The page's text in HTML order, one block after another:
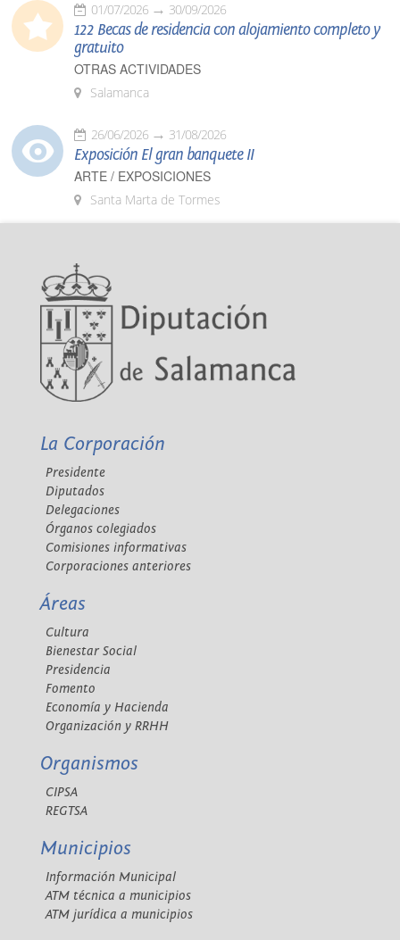
01/07/2026 30/09/2026
122 Becas de residencia con alojamiento completo y
gratuito
OTRAS ACTIVIDADES
Salamanca
26/06/2026 31/08/2026
Exposición El gran banquete II
ARTE / EXPOSICIONES
Santa Marta de Tormes
La Corporación
Presidente
Diputados
Delegaciones
Órganos colegiados
Comisiones informativas
Corporaciones anteriores
Áreas
Cultura
Bienestar Social
Presidencia
Fomento
Economía y Hacienda
Organización y RRHH
Organismos
CIPSA
REGTSA
Municipios
Información Municipal
ATM técnica a municipios
ATM jurídica a municipios